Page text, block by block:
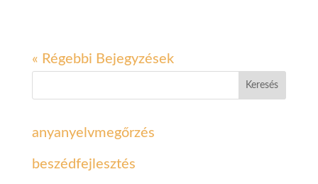
« Régebbi Bejegyzések
Keresés
anyanyelvmegőrzés
beszédfejlesztés